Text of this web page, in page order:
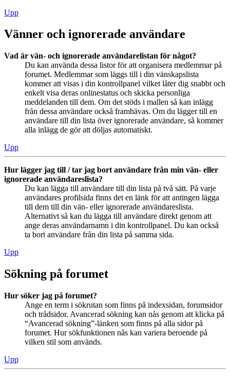
Upp
Vänner och ignorerade användare
Vad är vän- och ignorerade användarelistan för något?
Du kan använda dessa listor för att organisera medlemmar på
forumet. Medlemmar som läggs till i din vänskapslista
kommer att visas i din kontrollpanel vilket låter dig snabbt och
enkelt visa deras onlinestatus och skicka personliga
meddelanden till dem. Om det stöds i mallen så kan inlägg
från dessa användare också framhävas. Om du lägger till en
användare till din lista över ignorerade användare, så kommer
alla inlägg de gör att döljas automatiskt.
Upp
Hur lägger jag till / tar jag bort användare från min vän- eller
ignorerade användareslista?
Du kan lägga till användare till din lista på två sätt. På varje
användares profilsida finns det en länk för att antingen lägga
till dem till din vän- eller ignorerade användareslista.
Alternativt så kan du lägga till användare direkt genom att
ange deras användarnamn i din kontrollpanel. Du kan också
ta bort användare från din lista på samma sida.
Upp
Sökning på forumet
Hur söker jag på forumet?
Ange en term i sökrutan som finns på indexsidan, forumsidor
och trådsidor. Avancerad sökning kan nås genom att klicka på
“Avancerad sökning”-länken som finns på alla sidor på
forumet. Hur sökfunktionen nås kan variera beroende på
vilken stil som används.
Upp